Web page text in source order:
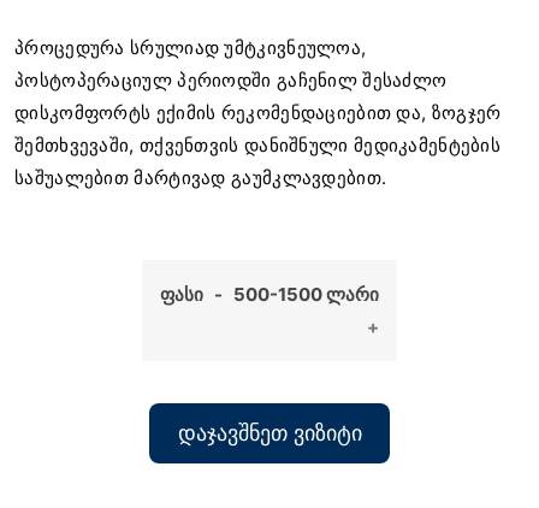
პროცედურა სრულიად უმტკივნეულოა,
პოსტოპერაციულ პერიოდში გაჩენილ შესაძლო
დისკომფორტს ექიმის რეკომენდაციებით და, ზოგჯერ
შემთხვევაში, თქვენთვის დანიშნული მედიკამენტების
საშუალებით მარტივად გაუმკლავდებით.
ფასი - 500-1500 ლარი
ᲓᲐᲯᲐᲕᲨᲜᲔᲗ ᲕᲘᲖᲘᲢᲘ